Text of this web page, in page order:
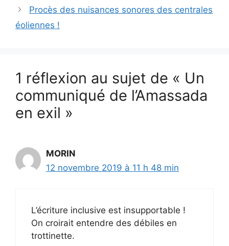
Procès des nuisances sonores des centrales
éoliennes !
1 réflexion au sujet de « Un
communiqué de l’Amassada
en exil »
MORIN
12 novembre 2019 à 11 h 48 min
L’écriture inclusive est insupportable !
On croirait entendre des débiles en
trottinette.